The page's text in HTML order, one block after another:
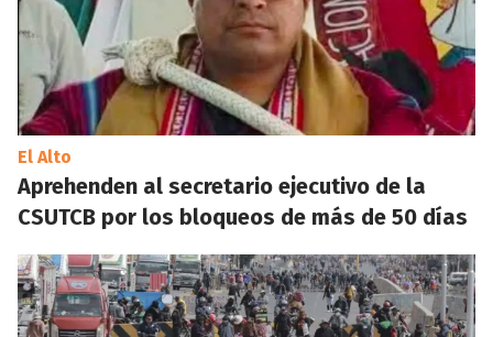
El Alto
Aprehenden al secretario ejecutivo de la
CSUTCB por los bloqueos de más de 50 días